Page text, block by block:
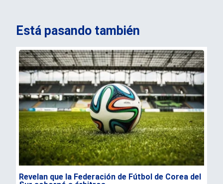
Está pasando también
Revelan que la Federación de Fútbol de Corea del